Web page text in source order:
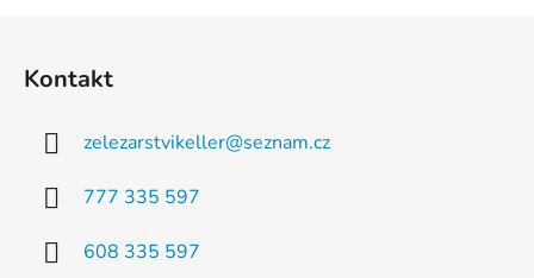
v
Kontakt
zelezarstvikeller@seznam.cz
777 335 597
608 335 597